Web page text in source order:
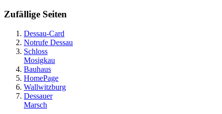
Zufällige Seiten
Dessau-Card
Notrufe Dessau
Schloss
Mosigkau
Bauhaus
HomePage
Wallwitzburg
Dessauer
Marsch